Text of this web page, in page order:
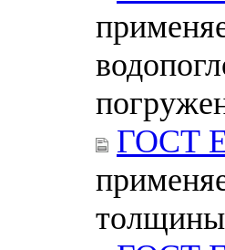
ГОСТ
толщины